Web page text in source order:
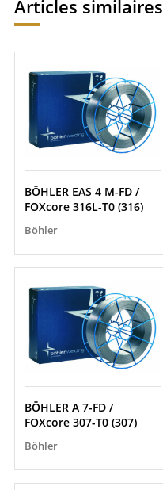
Articles similaires
BÖHLER EAS 4 M-FD /
FOXcore 316L-T0 (316)
Böhler
BÖHLER A 7-FD /
FOXcore 307-T0 (307)
Böhler